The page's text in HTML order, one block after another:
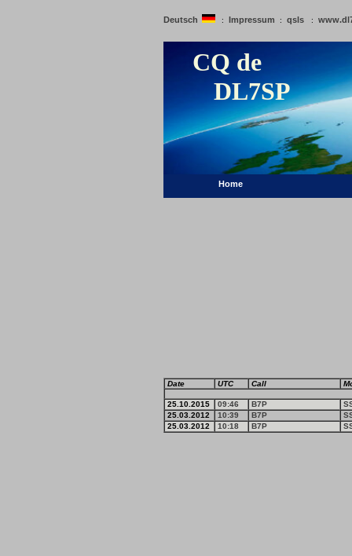
Deutsch : Impressum : qsls :
CQ de
DL7SP
Home
Date UTC Call
25.10.2015 09:46 B7P
25.03.2012
10:39 B7P
25.03.2012
10:18 B7P